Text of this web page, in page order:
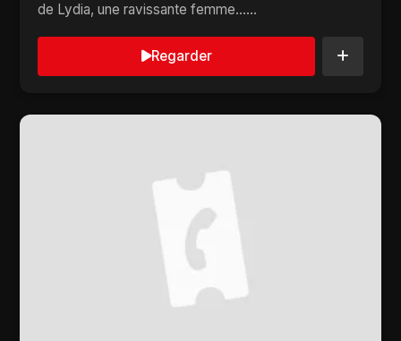
de Lydia, une ravissante femme......
Regarder